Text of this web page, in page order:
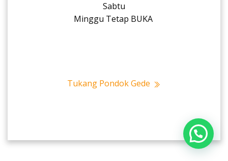
Sabtu
Minggu Tetap BUKA
Tukang Pondok Gede